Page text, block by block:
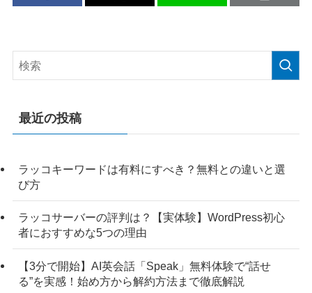
最近の投稿
ラッコキーワードは有料にすべき？無料との違いと選
び方
ラッコサーバーの評判は？【実体験】WordPress初心
者におすすめな5つの理由
【3分で開始】AI英会話「Speak」無料体験で“話せ
る”を実感！始め方から解約方法まで徹底解説